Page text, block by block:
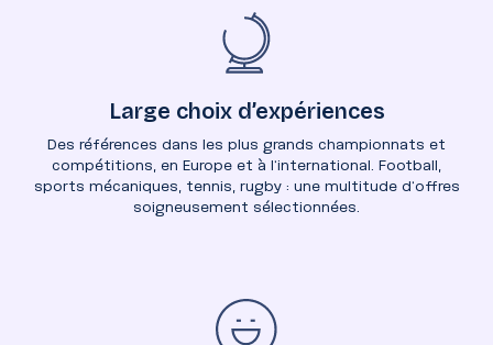
Large choix d’expériences
Des références dans les plus grands championnats et
compétitions, en Europe et à l’international. Football,
sports mécaniques, tennis, rugby : une multitude d’offres
soigneusement sélectionnées.